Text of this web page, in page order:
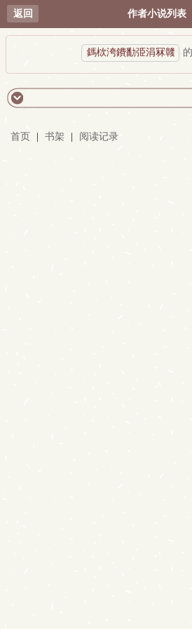
返回 作者小说列表
鎷栨洿鐨勫弫涓冧竷
首页 书架 阅读记录